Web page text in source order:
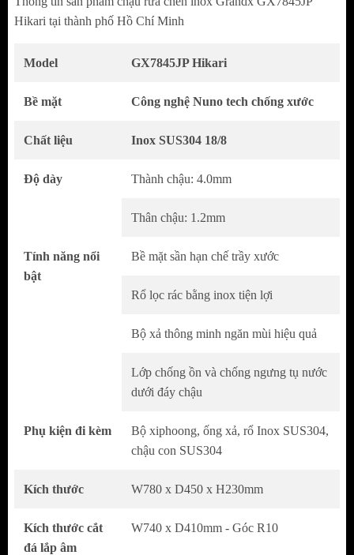
Thiết Kế Tối Giản Đậm Chất Nhật
xoong nồi kích thước lớn
Thiết kế cân đối, phù hợp nhiều phong cách
khu vực chậu rửa
toàn cho sức khỏe
Hikari tại thành phố Hồ Chí Minh
Model GX7845JP Hikari
Bề mặt Công nghệ Nuno tech chống xước
Chất liệu Inox SUS304 18/8
Độ dày Thành chậu: 4.0mm
Thân chậu: 1.2mm
Tính năng nổi
bật
Bề mặt sần hạn chế trầy xước
Rổ lọc rác bằng inox tiện lợi
Bộ xả thông minh ngăn mùi hiệu quả
Lớp chống ồn và chống ngưng tụ nước
dưới đáy chậu
Phụ kiện đi kèm
Bộ xiphoong, ống xả, rổ Inox SUS304,
chậu con SUS304
Kích thước W780 x D450 x H230mm
Kích thước cắt
đá lắp âm
W740 x D410mm - Góc R10